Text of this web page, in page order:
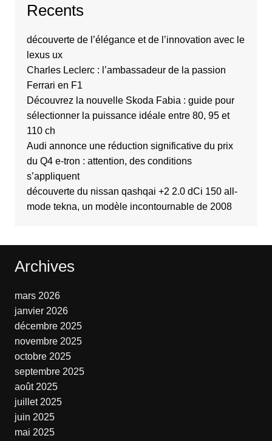
Recents
découverte de l’élégance et de l’innovation avec le
lexus ux
Charles Leclerc : l’ambassadeur de la passion
Ferrari en F1
Découvrez la nouvelle Skoda Fabia : guide pour
sélectionner la puissance idéale entre 80, 95 et
110 ch
Audi annonce une réduction significative du prix
du Q4 e-tron : attention, des conditions
s’appliquent
découverte du nissan qashqai +2 2.0 dCi 150 all-
mode tekna, un modèle incontournable de 2008
Archives
mars 2026
janvier 2026
décembre 2025
novembre 2025
octobre 2025
septembre 2025
août 2025
juillet 2025
juin 2025
mai 2025